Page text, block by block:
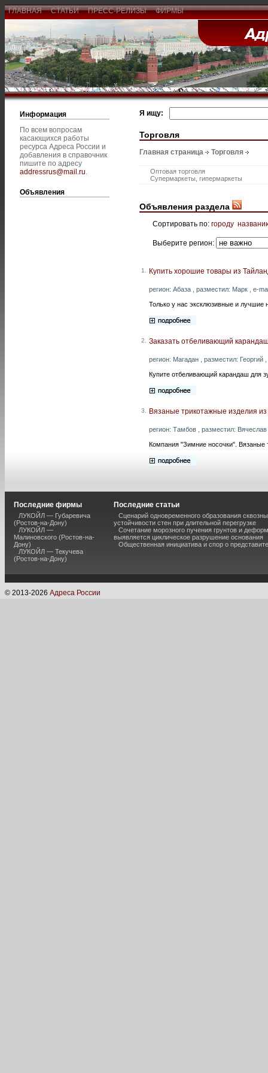
ГЛАВНАЯ СТАТЬИ ПРЕСС-РЕЛИЗЫ ФИРМЫ
Информация
По всем вопросам
касающихся работы
ресурса Адреса России и
добавления в справочник
пишите по адресу
addressrus@mail.ru.
Объявления
Я ищу:
Торговля
Главная страница Торговля
Оптовая торговля
Супермаркеты, гипермаркеты
Объявления раздела
Сортировать по: городу
Выберите регион:
1. Купить хорошие товары из
регион: Абаза , разместил: Марк , e-
Только у нас эксклюзивные и
2. Заказать отбеливающий
регион: Магадан , разместил: Георгий
Купите отбеливающий карандаш для
3. Вязаные трикотажные изделия
регион: Тамбов , разместил:
Компания "Зимние носочки". Вязаные
Последние фирмы
ЛУКОЙЛ — Губаревича
(Ростов-на-Дону)
ЛУКОЙЛ —
Малиновского (Ростов-на-
Дону)
ЛУКОЙЛ — Текучева
(Ростов-на-Дону)
Последние статьи
Сценарий одновременного образования
устойчивости стен при длительной перегрузке
Сочетание морозного пучения грунтов и
выявляется циклическое разрушение основания
Общественная инициатива и спор о
© 2013-2026 Адреса России